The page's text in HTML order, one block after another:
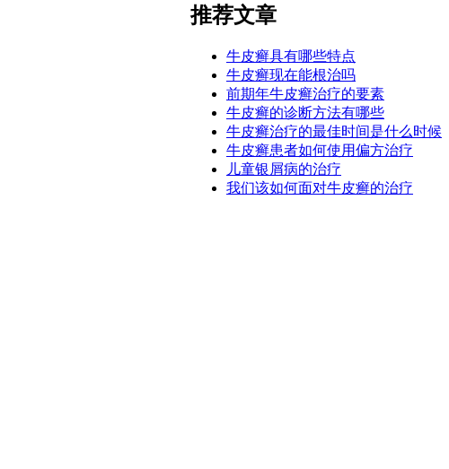
推荐文章
牛皮癣具有哪些特点
牛皮癣现在能根治吗
前期年牛皮癣治疗的要素
牛皮癣的诊断方法有哪些
牛皮癣治疗的最佳时间是什么时候
牛皮癣患者如何使用偏方治疗
儿童银屑病的治疗
我们该如何面对牛皮癣的治疗